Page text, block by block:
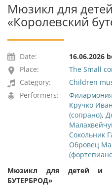
Мюзикл для
«Королевский
Date:
16.06.2026
Place:
The Small
Category:
Children
Performers:
Кручко
(сопрано),
Сокольник
Обровец
Мюзикл для детей и
БУТЕРБРОД»